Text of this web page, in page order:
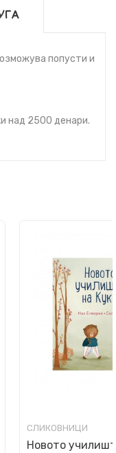
попусти и
над 2500 денари.
СЛИКОВНИЦИ
Новото